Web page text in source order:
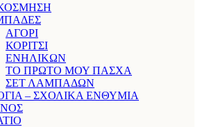
ΑΓΟΡΙ
ΚΟΡΙΤΣΙ
ΕΝΗΛΙΚΩΝ
ΤΟ ΠΡΩΤΟ ΜΟΥ ΠΑΣΧΑ
ΣΕΤ ΛΑΜΠΑΔΩΝ
– ΣΧΟΛΙΚΑ ΕΝΘΥΜΙΑ